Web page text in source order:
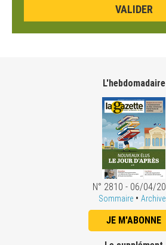
L'hebdomadaire
N° 2810 - 06/04/
Sommaire •
JE M'ABONNE